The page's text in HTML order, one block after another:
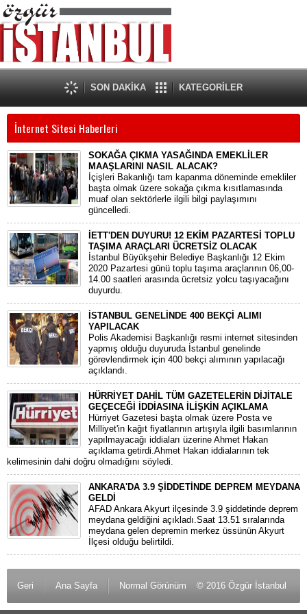
SON DAKİKA KATEGORİLER
İnternet Sitesi Haberleri
SOKAĞA ÇIKMA YASAĞINDA EMEKLİLER
MAAŞLARINI NASIL ALACAK?
İçişleri Bakanlığı tam kapanma döneminde emekliler
başta olmak üzere sokağa çıkma kısıtlamasında
muaf olan sektörlerle ilgili bilgi paylaşımını
güncelledi.
İETT'DEN DUYURU! 12 EKİM PAZARTESİ TOPLU
TAŞIMA ARAÇLARI ÜCRETSİZ OLACAK
İstanbul Büyükşehir Belediye Başkanlığı 12 Ekim
2020 Pazartesi günü toplu taşıma araçlarının 06,00-
14.00 saatleri arasında ücretsiz yolcu taşıyacağını
duyurdu.
İSTANBUL GENELİNDE 400 BEKÇİ ALIMI
YAPILACAK
Polis Akademisi Başkanlığı resmi internet sitesinden
yapmış olduğu duyuruda İstanbul genelinde
görevlendirmek için 400 bekçi alımının yapılacağı
açıklandı.
HÜRRİYET DAHİL TÜM GAZETELERİN DİJİTALE
GEÇECEĞİ İDDİASINA İLİŞKİN AÇIKLAMA
Hürriyet Gazetesi başta olmak üzere Posta ve
Milliyet'in kağıt fiyatlarının artışıyla ilgili basımlarının
yapılmayacağı iddiaları üzerine Ahmet Hakan
açıklama getirdi.Ahmet Hakan iddialarının tek
kelimesinin dahi doğru olmadığını söyledi.
ANKARA'DA 3.9 ŞİDDETİNDE DEPREM MEYDANA
GELDİ
AFAD Ankara Akyurt ilçesinde 3.9 şiddetinde deprem
meydana geldiğini açıkladı.Saat 13.51 sıralarında
meydana gelen depremin merkez üssünün Akyurt
İlçesi olduğu belirtildi.
Geri Ana Sayfa Normal Görünüm © 2016 Özgür İstanbul